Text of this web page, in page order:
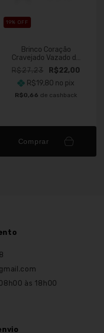
19% OFF
Brinco Coração
Cravejado Vazado de
Prata
R$27,23
R$22,00
R$19,80 no pix
R$0,66 de cashback
Comprar
às 18h00